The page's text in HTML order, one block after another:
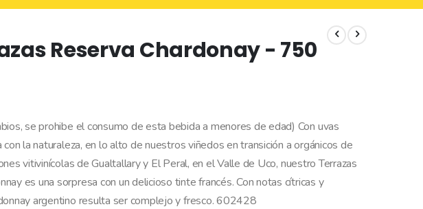
Reserva Chardonay - 750
se prohibe el consumo de esta bebida a menores de edad) Con uvas
con la naturaleza, en lo alto de nuestros viñedos en transición a orgánicos de
vitivinícolas de Gualtallary y El Peral, en el Valle de Uco, nuestro Terrazas
es una sorpresa con un delicioso tinte francés. Con notas cítricas y
argentino resulta ser complejo y fresco. 602428